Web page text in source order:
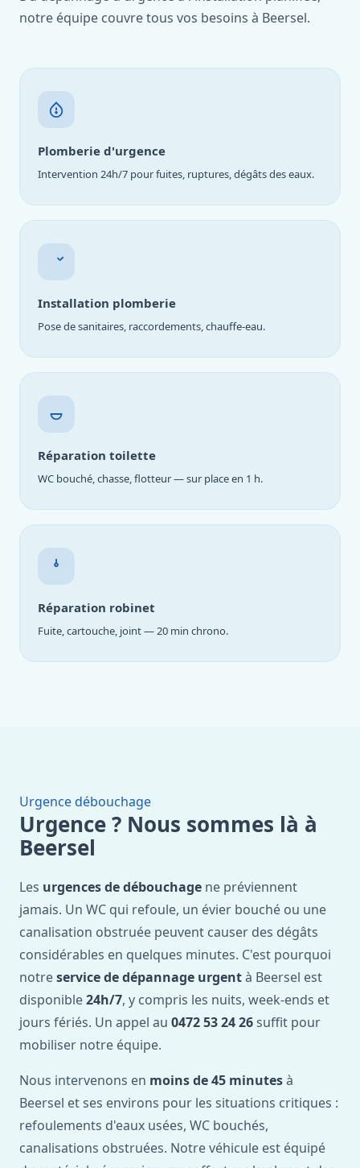
notre équipe couvre tous vos besoins à Beersel.
Plomberie d'urgence
Intervention 24h/7 pour fuites, ruptures, dégâts des eaux.
Installation plomberie
Pose de sanitaires, raccordements, chauffe-eau.
Réparation toilette
WC bouché, chasse, flotteur — sur place en 1 h.
Réparation robinet
Fuite, cartouche, joint — 20 min chrono.
Urgence débouchage
Urgence ? Nous sommes là à
Beersel
Les urgences de débouchage ne préviennent
jamais. Un WC qui refoule, un évier bouché ou une
canalisation obstruée peuvent causer des dégâts
considérables en quelques minutes. C'est pourquoi
notreservice de dépannage urgentà Beersel est
disponible24h/7, y compris les nuits, week-ends et
jours fériés. Un appel au 0472 53 24 26 suffit pour
mobiliser notre équipe.
Nous intervenons en moins de 45 minutesà
Beersel et ses environs pour les situations critiques :
refoulements d'eaux usées, WC bouchés,
canalisations obstruées. Notre véhicule est équipé